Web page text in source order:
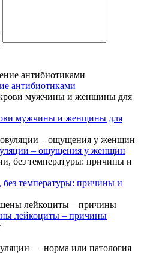
антибиотиками
мужчины и женщины для
– ощущения у женщин
без температуры: причины и
лейкоциты – причины